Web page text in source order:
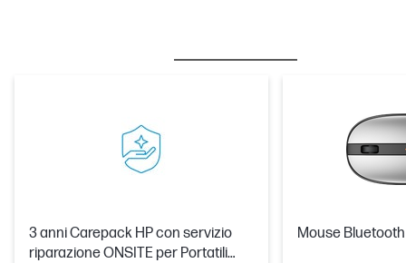
3 anni Carepack HP con servizio
riparazione ONSITE per Portatili
Mouse Bluetooth